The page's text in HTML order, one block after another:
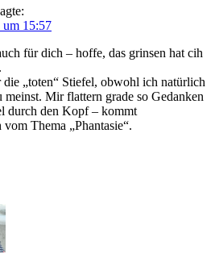
um 15:57
für dich – hoffe, das grinsen hat cih
die „toten“ Stiefel, obwohl ich natürlich
meinst. Mir flattern grade so Gedanken
durch den Kopf – kommt
Thema „Phantasie“.